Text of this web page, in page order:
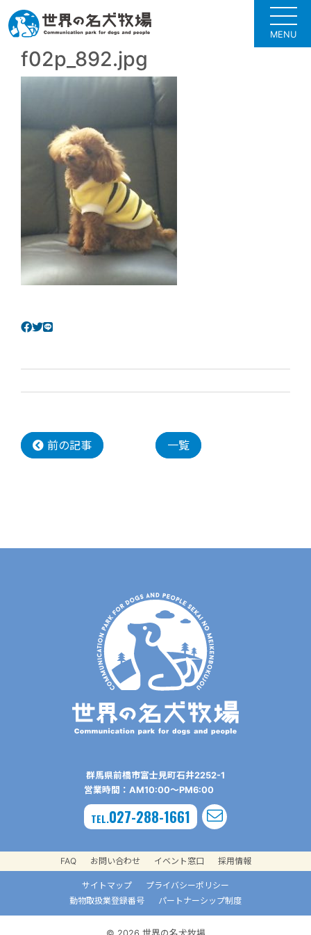
MENU
f02p_892.jpg
前の記事 一覧
群⾺県前橋市富⼠⾒町⽯井2252-1
営業時間：AM10:00〜PM6:00
TEL.027-288-1661
FAQ お問い合わせ イベント窓口 採用情報
サイトマップ
プライバシーポリシー
動物取扱業登録番号
パートナーシップ制度